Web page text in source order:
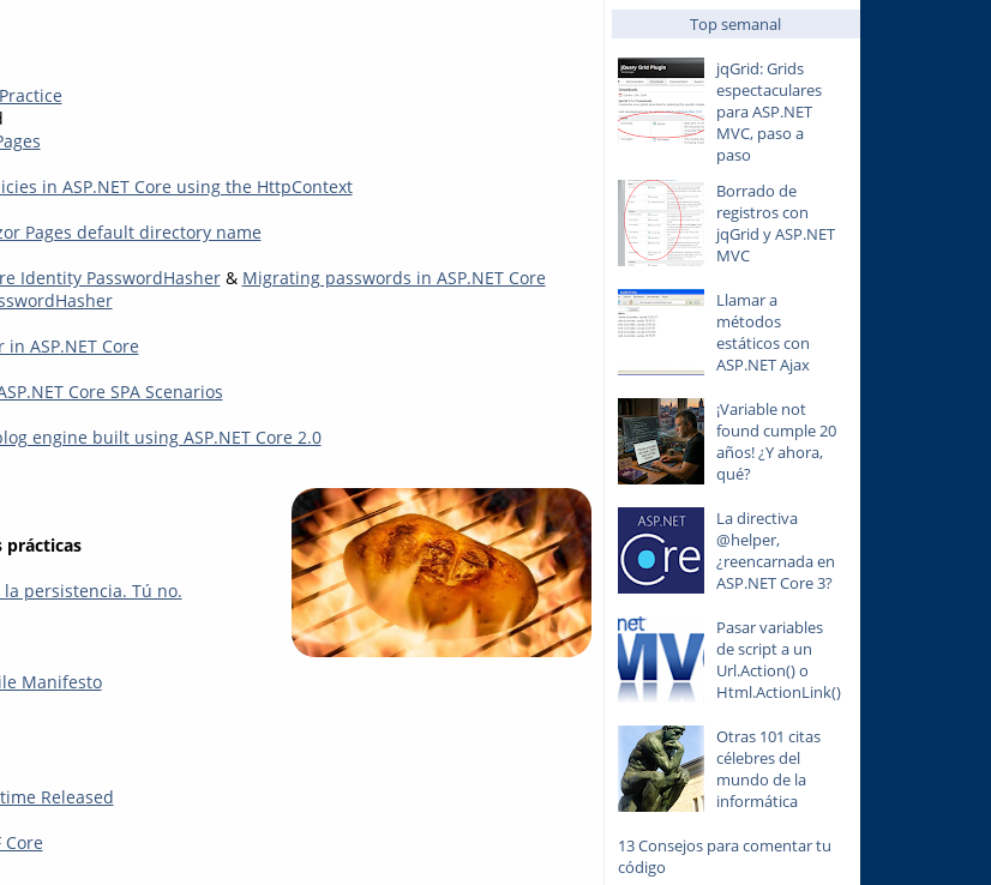
in ASP.NET Core using the HttpContext
Pages default directory name
Identity PasswordHasher& Migrating passwords in ASP.NET Core
ASP.NET Core
Core SPA Scenarios
engine built using ASP.NET Core 2.0
prácticas
persistencia. Tú no.
Manifesto
Released
Top semanal
jqGrid: Grids
espectaculares
para ASP.NET
MVC, paso a
paso
Borrado de
registros con
jqGrid y ASP.NET
MVC
Llamar a
métodos
estáticos con
ASP.NET Ajax
¡Variable not
found cumple 20
años! ¿Y ahora,
qué?
La directiva
@helper,
¿reencarnada en
ASP.NET Core 3?
Pasar variables
de script a un
Url.Action() o
Html.ActionLink()
Otras 101 citas
célebres del
mundo de la
informática
13 Consejos para comentar tu
código